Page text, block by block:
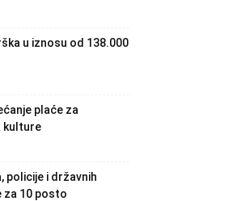
u iznosu od 138.000
plaće za
kulture
policije i državnih
za 10 posto